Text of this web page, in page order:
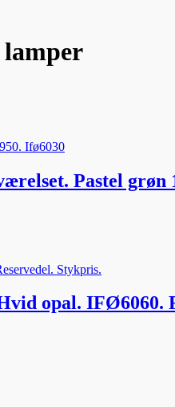
lamper
Pastel grøn
opal. IFØ6060.